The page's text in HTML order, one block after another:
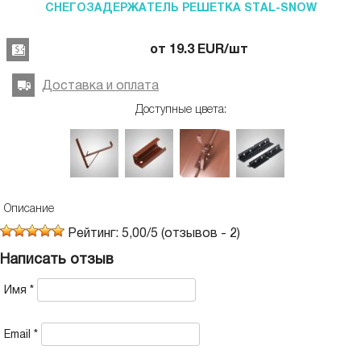
СНЕГОЗАДЕРЖАТЕЛЬ РЕШЕТКА STAL-SNOW
от 19.3 EUR/шт
Доставка и оплата
Доступные цвета:
Описание
Рейтинг: 5,00/5 (отзывов - 2)
Написать отзыв
Имя *
Email *